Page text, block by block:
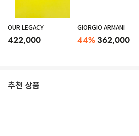
OUR LEGACY
422,000
GIORGIO ARMANI
44% 362,000
추천 상품